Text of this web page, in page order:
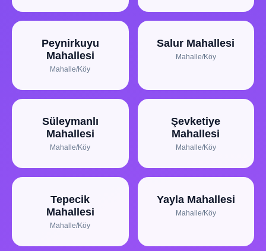
Peynirkuyu
Mahallesi
Mahalle/Köy
Salur Mahallesi
Mahalle/Köy
Süleymanlı
Mahallesi
Mahalle/Köy
Şevketiye
Mahallesi
Mahalle/Köy
Tepecik
Mahallesi
Mahalle/Köy
Yayla Mahallesi
Mahalle/Köy